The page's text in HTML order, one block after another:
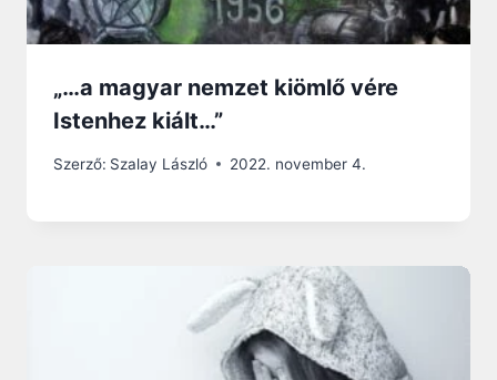
„…a magyar nemzet kiömlő vére
Istenhez kiált…”
Szerző: Szalay László 2022. november 4.